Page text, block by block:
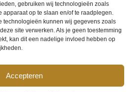
gebruiken wij technologieën zoals
apparaat op te slaan en/of te raadplegen.
technologieën kunnen wij gegevens zoals
site verwerken. Als je geen toestemming
kan dit een nadelige invloed hebben op
Accepteren